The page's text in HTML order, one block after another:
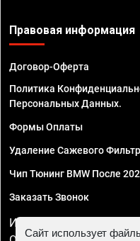
Правовая информация
Договор-Оферта
Политика
Персональных Данных.
Формы Оплаты
Удаление Сажевого
Чип Тюнинг BMW После
Заказать Звонок
ИП Смирнов Георгий
Сайт использует